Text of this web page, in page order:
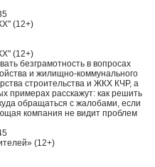
(12+)
(12+)
безграмотность в вопросах
и жилищно-коммунального
строительства и ЖКХ КЧР, а
примерах расскажут: как решить
обращаться с жалобами, если
компания не видит проблем
(12+)